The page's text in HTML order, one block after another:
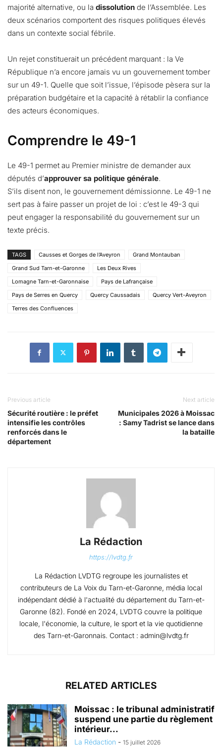
majorité alternative, ou la dissolution de l’Assemblée. Les
deux scénarios comportent des risques politiques élevés
dans un contexte social fébrile.
Un rejet constituerait un précédent marquant : la Ve
République n’a encore jamais vu un gouvernement tomber
sur un 49-1. Quelle que soit l’issue, l’épisode pèsera sur la
préparation budgétaire et la capacité à rétablir la confiance
des acteurs économiques.
Comprendre le 49-1
Le 49-1 permet au Premier ministre de demander aux
députés d’approuver sa politique générale.
S’ils disent non, le gouvernement démissionne. Le 49-1 ne
sert pas à faire passer un projet de loi : c’est le 49-3 qui
peut engager la responsabilité du gouvernement sur un
texte précis.
TAGS Causses et Gorges de l’Aveyron
Grand Montauban
Grand Sud Tarn-et-Garonne
Les Deux Rives
Lomagne Tarn-et-Garonnaise
Pays de Lafrançaise
Pays de Serres en Quercy
Quercy Caussadais
Quercy Vert-Aveyron
Terres des Confluences
Previous article
Sécurité routière : le préfet
intensifie les contrôles
renforcés dans le
département
Next article
Municipales 2026 à Moissac
: Samy Tadrist se lance dans
la bataille
La Rédaction
https://lvdtg.fr
La Rédaction LVDTG regroupe les journalistes et
contributeurs de La Voix du Tarn-et-Garonne, média local
indépendant dédié à l'actualité du département du Tarn-et-
Garonne (82). Fondé en 2024, LVDTG couvre la politique
locale, l'économie, la culture, le sport et la vie quotidienne
des Tarn-et-Garonnais. Contact : admin@lvdtg.fr
RELATED ARTICLES
Moissac : le tribunal administratif
suspend une partie du règlement
intérieur...
La Rédaction - 15 juillet 2026